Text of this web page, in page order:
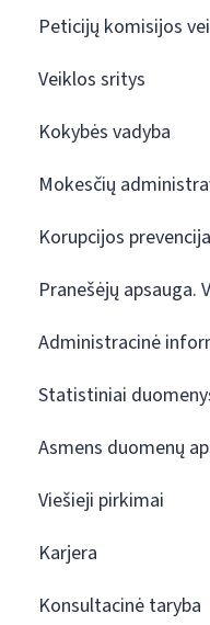
Peticijų komisijos
Veiklos sritys
Kokybės vadyba
Mokesčių
Korupcijos prevencija
Pranešėjų apsauga.
Administracinė
Statistiniai
Asmens duomenų
Viešieji pirkimai
Karjera
Konsultacinė taryba